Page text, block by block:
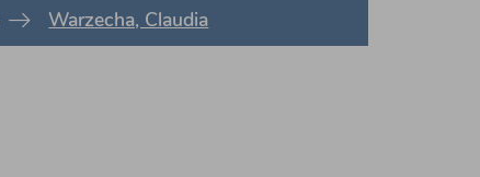
Warzecha, Claudia